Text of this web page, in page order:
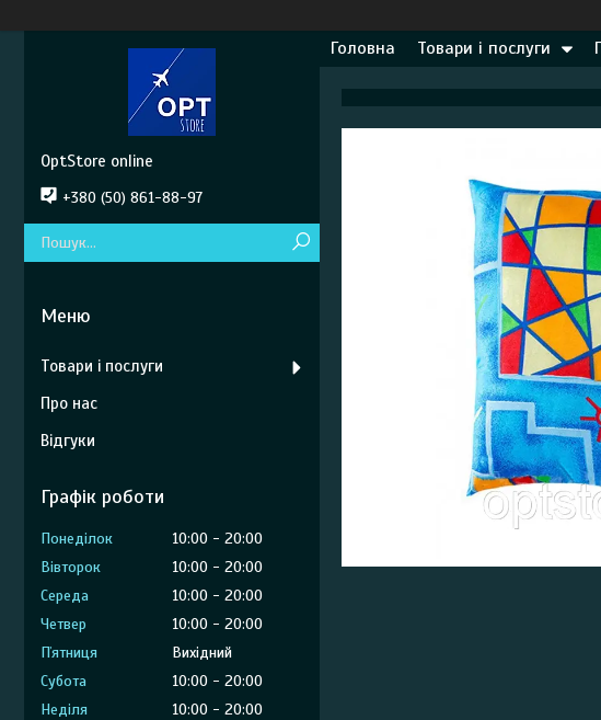
Головна Товари і послуги
OptStore online
+380 (50) 861-88-97
Товари і послуги
Про нас
Відгуки
Графік роботи
Понеділок 10:00
20:00
Вівторок
10:00
20:00
Середа
10:00
20:00
Четвер
10:00
20:00
Пʼятниця
Вихідний
Субота
10:00
20:00
Неділя
10:00 20:00